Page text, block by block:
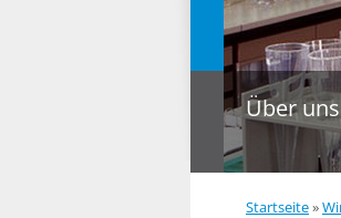
Über uns
Startseite»